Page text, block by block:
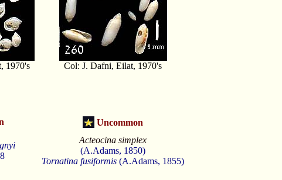
1970's Col: J. Dafni, Eilat, 1970's
Uncommon
Acteocina simplex
(A.Adams, 1850)
Tornatina fusiformis (A.Adams, 1855)